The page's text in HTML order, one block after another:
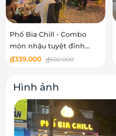
Phố Bia Chill - Combo
món nhậu tuyệt đỉnh
gồm 5 món
đ339.000 đ500.000
Hình ảnh